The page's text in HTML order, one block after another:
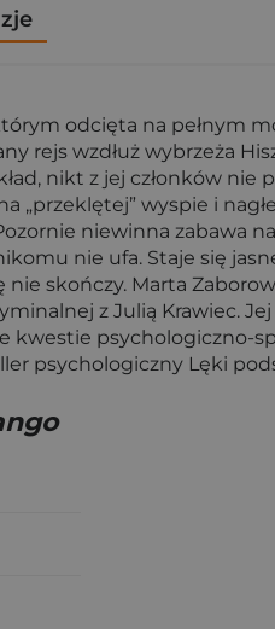
odcięta na pełnym
rejs wzdłuż wybrzeża
nikt z jej członków
„przeklętej” wyspie i
niewinna zabawa
nie ufa. Staje się
skończy. Marta
z Julią Krawiec.
psychologiczno-
psychologiczny Lęki